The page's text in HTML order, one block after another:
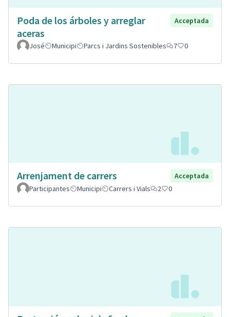
Poda de los árboles y arreglar
aceras
Acceptada
José Municipi Parcs i Jardins Sostenibles 7 0
Arrenjament de carrers
Acceptada
Participantes
Municipi Carrers i Vials 2 0